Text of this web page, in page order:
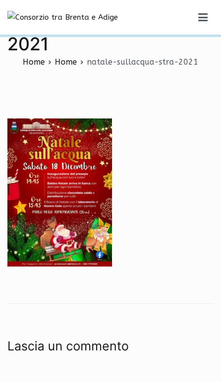
contenuto
natale-sullacqua-stra-
2021
Home Home natale-sullacqua-stra-2021
Lascia un commento